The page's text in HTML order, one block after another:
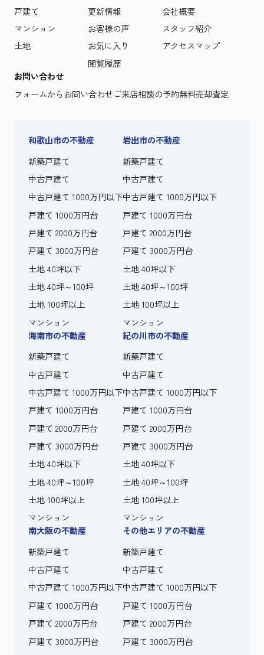
戸建て
マンション
土地
更新情報
お客様の声
お気に入り
閲覧履歴
会社概要
スタッフ紹介
アクセスマップ
お問い合わせ
フォームからお問い合わせご来店相談の予約無料売却査定
和歌山市の不動産
新築戸建て
中古戸建て
中古戸建て 1000万円以下
戸建て 1000万円台
戸建て 2000万円台
戸建て 3000万円台
土地 40坪以下
土地 40坪～100坪
土地 100坪以上
マンション
岩出市の不動産
新築戸建て
中古戸建て
中古戸建て 1000万円以下
戸建て 1000万円台
戸建て 2000万円台
戸建て 3000万円台
土地 40坪以下
土地 40坪～100坪
土地 100坪以上
マンション
海南市の不動産
新築戸建て
中古戸建て
中古戸建て 1000万円以下
戸建て 1000万円台
戸建て 2000万円台
戸建て 3000万円台
土地 40坪以下
土地 40坪～100坪
土地 100坪以上
マンション
紀の川市の不動産
新築戸建て
中古戸建て
中古戸建て 1000万円以下
戸建て 1000万円台
戸建て 2000万円台
戸建て 3000万円台
土地 40坪以下
土地 40坪～100坪
土地 100坪以上
マンション
南大阪の不動産
新築戸建て
中古戸建て
中古戸建て 1000万円以下
戸建て 1000万円台
戸建て 2000万円台
戸建て 3000万円台
その他エリアの不動産
新築戸建て
中古戸建て
中古戸建て 1000万円以下
戸建て 1000万円台
戸建て 2000万円台
戸建て 3000万円台